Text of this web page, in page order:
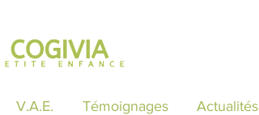
V.A.E. Témoignages Actualités